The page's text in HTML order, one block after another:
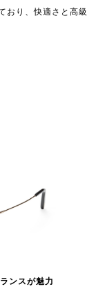
おり、快適さと高級
ンスが魅力